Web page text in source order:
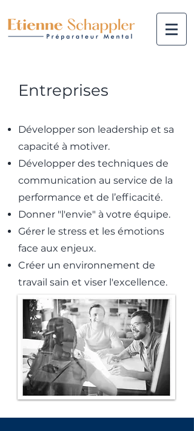
Entreprises
Développer son leadership et sa
capacité à motiver.
Développer des techniques de
communication au service de la
performance et de l’efficacité.
Donner "l'envie" à votre équipe.
Gérer le stress et les émotions
face aux enjeux.
Créer un environnement de
travail sain et viser l'excellence.